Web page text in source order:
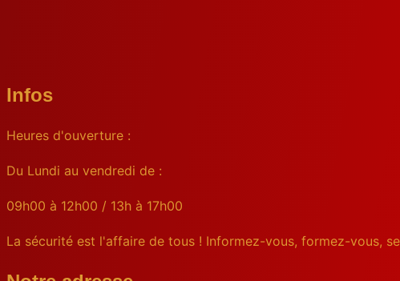
Infos
Heures d'ouverture :
Du Lundi au vendredi de :
09h00 à 12h00 / 13h à 17h00
La sécurité est l'affaire de tous ! Informez-vous, formez-vous,